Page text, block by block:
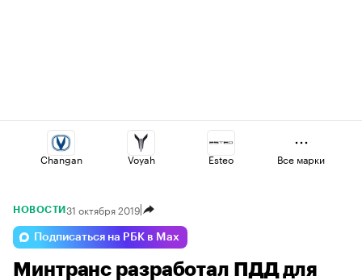
Changan Voyah Esteo
Jaecoo Omoda
Haval Lada Volga
Все марки
НОВОСТИ 31 октября 2019
Подписаться на РБК в Max
Минтранс разработал ПДД для